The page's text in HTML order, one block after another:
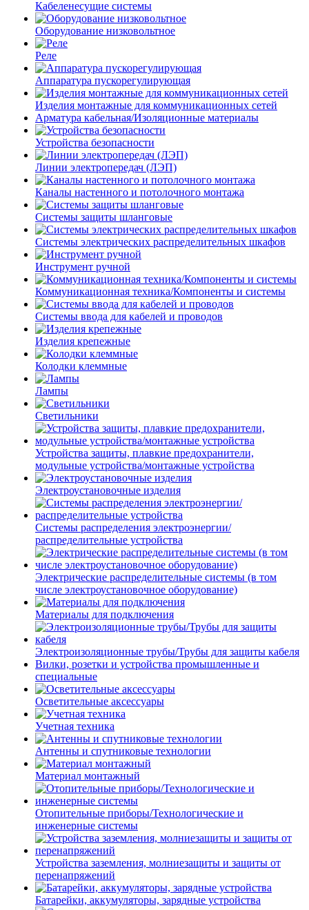
Кабеленесущие системы
Оборудование низковольтное
Реле
Аппаратура пускорегулирующая
Изделия монтажные для коммуникационных сетей
Арматура кабельная/Изоляционные материалы
Устройства безопасности
Линии электропередач (ЛЭП)
Каналы настенного и потолочного монтажа
Системы защиты шланговые
Системы электрических распределительных шкафов
Инструмент ручной
Коммуникационная техника/Компоненты и системы
Системы ввода для кабелей и проводов
Изделия крепежные
Колодки клеммные
Лампы
Светильники
Устройства защиты, плавкие предохранители,
модульные устройства/монтажные устройства
Электроустановочные изделия
Системы распределения электроэнергии/
распределительные устройства
Электрические распределительные системы (в том
числе электроустановочное оборудование)
Материалы для подключения
Электроизоляционные трубы/Трубы для защиты кабеля
Вилки, розетки и устройства промышленные и
специальные
Осветительные аксессуары
Учетная техника
Антенны и спутниковые технологии
Материал монтажный
Отопительные приборы/Технологические и
инженерные системы
Устройства заземления, молниезащиты и защиты от
перенапряжений
Батарейки, аккумуляторы, зарядные устройства